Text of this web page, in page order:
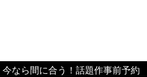
今なら間に合う！話題作事前予約